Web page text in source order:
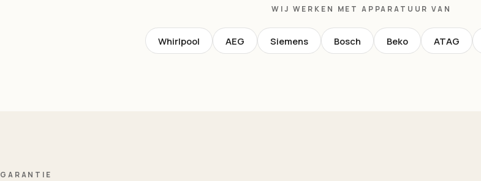
WIJ WERKEN MET APPARATUUR VAN
Whirlpool AEG Siemens Bosch Beko ATAG
GARANTIE